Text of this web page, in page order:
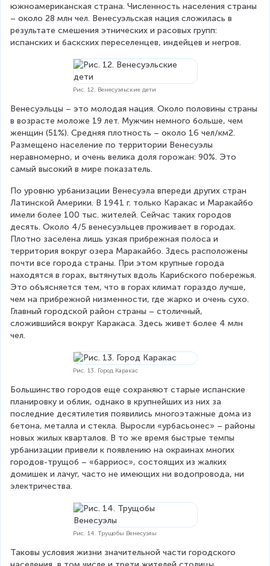
южноамериканская страна. Численность населения страны
– около 28 млн чел. Венесуэльская нация сложилась в
результате смешения этнических и расовых групп:
испанских и баскских переселенцев, индейцев и негров.
Рис. 12. Венесуэльские дети
Венесуэльцы – это молодая нация. Около половины страны
в возрасте моложе 19 лет. Мужчин немного больше, чем
женщин (51%). Средняя плотность – около 16 чел/км2.
Размещено население по территории Венесуэлы
неравномерно, и очень велика доля горожан: 90%. Это
самый высокий в мире показатель.
По уровню урбанизации Венесуэла впереди других стран
Латинской Америки. В 1941 г. только Каракас и Маракайбо
имели более 100 тыс. жителей. Сейчас таких городов
десять. Около 4/5 венесуэльцев проживает в городах.
Плотно заселена лишь узкая прибрежная полоса и
территория вокруг озера Маракайбо. Здесь расположены
почти все города страны. При этом крупные города
находятся в горах, вытянутых вдоль Карибского побережья.
Это объясняется тем, что в горах климат гораздо лучше,
чем на прибрежной низменности, где жарко и очень сухо.
Главный городской район страны – столичный,
сложившийся вокруг Каракаса. Здесь живет более 4 млн
чел.
Рис. 13. Город Каракас
Большинство городов еще сохраняют старые испанские
планировку и облик, однако в крупнейших из них за
последние десятилетия появились многоэтажные дома из
бетона, металла и стекла. Выросли «урбасьонес» – районы
новых жилых кварталов. В то же время быстрые темпы
урбанизации привели к появлению на окраинах многих
городов-трущоб – «барриос», состоящих из жалких
домишек и лачуг, часто не имеющих ни водопровода, ни
электричества.
Рис. 14. Трущобы Венесуэлы
Таковы условия жизни значительной части городского